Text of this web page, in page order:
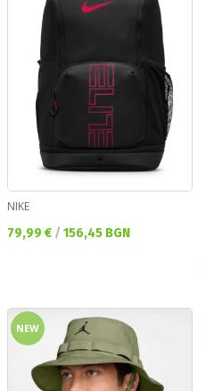
NIKE
Текуща цена:
79,99 € / 156,45 BGN
NEW